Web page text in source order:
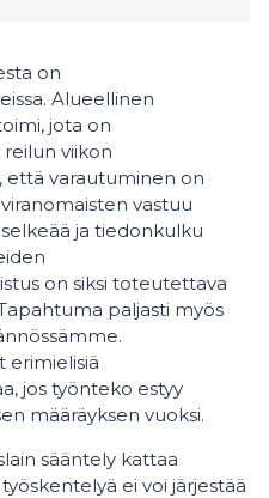
on
Alueellinen
jota on
viikon
että varautuminen on
vastuu
ja tiedonkulku
on siksi toteutettava
paljasti myös
erimielisiä
jos työnteko estyy
määräyksen vuoksi.
sääntely kattaa
ei voi järjestää